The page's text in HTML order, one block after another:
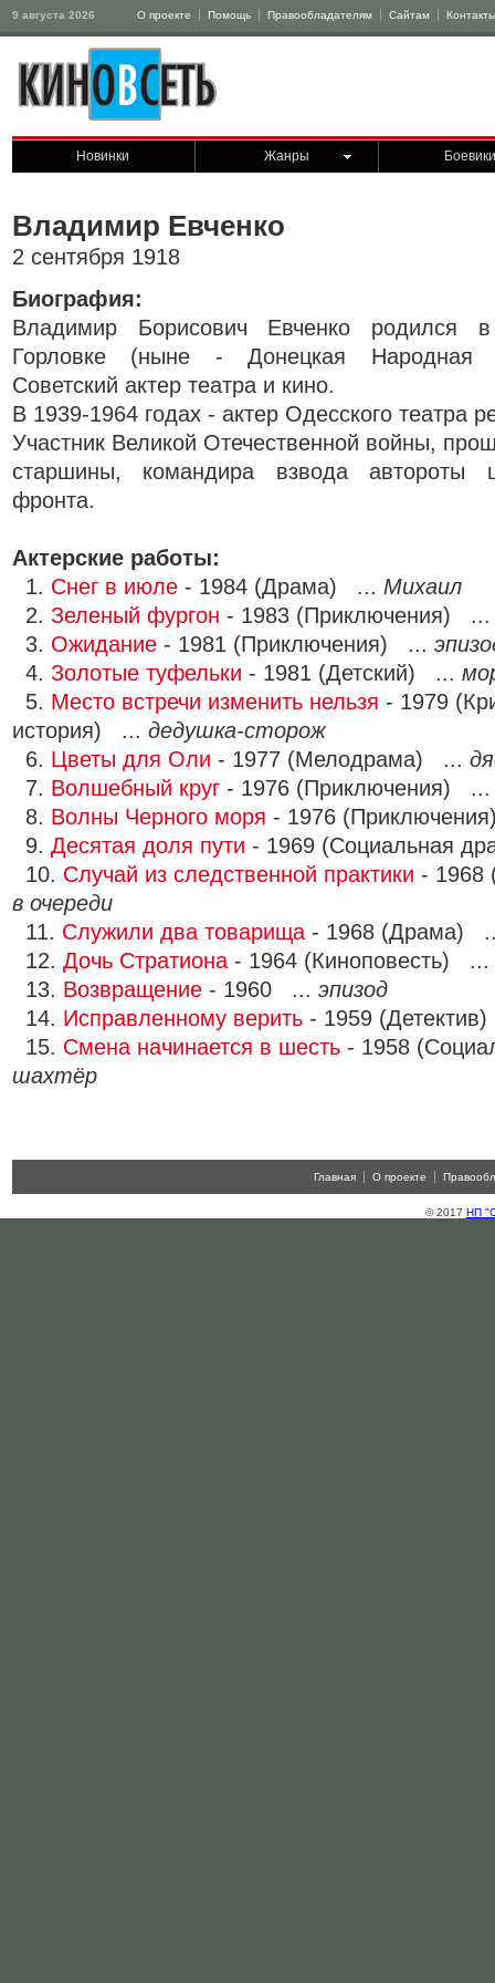
9 августа 2026 О проекте Помощь Правообладателям Сайтам Контакты
Новинки Жанры Боевики
Владимир Евченко
2 сентября 1918
Биография:
Владимир Борисович Евченко родился в
Горловке (ныне - Донецкая Народная
Советский актер театра и кино.
В 1939-1964 годах - актер Одесского театра
Участник Великой Отечественной войны,
старшины, командира взвода автороты
фронта.
Актерские работы:
1. Снег в июле - 1984 (Драма) ... Михаил
2. Зеленый фургон - 1983 (Приключения)
3. Ожидание - 1981 (Приключения) ...
4. Золотые туфельки - 1981 (Детский) ...
5. Место встречи изменить нельзя - 1979
история) ... дедушка-сторож
6. Цветы для Оли - 1977 (Мелодрама) ...
7. Волшебный круг - 1976 (Приключения)
8. Волны Черного моря - 1976
9. Десятая доля пути - 1969 (Социальная
10. Случай из следственной практики -
в очереди
11. Служили два товарища - 1968 (Драма)
12. Дочь Стратиона - 1964 (Киноповесть) ...
13. Возвращение - 1960 ... эпизод
14. Исправленному верить - 1959
15. Смена начинается в шесть - 1958
шахтёр
Главная О проекте
© 2017 НП